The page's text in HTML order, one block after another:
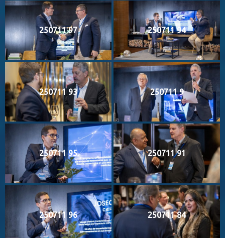
250711 97 250711 94
250711 93 250711 9
250711 95 250711 91
250711 96 250711 84